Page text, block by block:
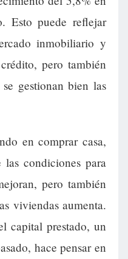
Esto puede reflejar
inmobiliario y
pero también
gestionan bien las
en comprar casa,
condiciones para
pero también
viviendas aumenta.
capital prestado, un
hace pensar en